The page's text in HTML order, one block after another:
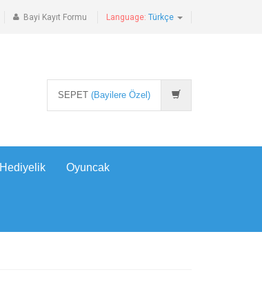
Bayi Kayıt Formu Language: Türkçe
SEPET (Bayilere Özel)
Hediyelik Oyuncak